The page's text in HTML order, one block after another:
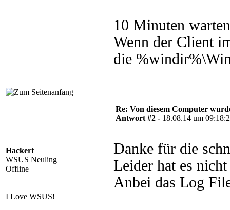
10 Minuten
Wenn der Client
die
Hackert
WSUS Neuling
Offline
I Love WSUS!
Re: Von diesem Computer
Antwort #2 - 18.08.14 um
Danke für die
Leider hat es
Anbei das Log